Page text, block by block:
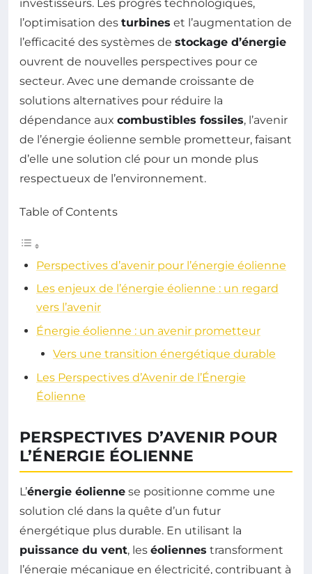
investisseurs. Les progrès technologiques,
l’optimisation des turbines et l’augmentation de
l’efficacité des systèmes de stockage d’énergie
ouvrent de nouvelles perspectives pour ce
secteur. Avec une demande croissante de
solutions alternatives pour réduire la
dépendance aux combustibles fossiles, l’avenir
de l’énergie éolienne semble prometteur, faisant
d’elle une solution clé pour un monde plus
respectueux de l’environnement.
Table of Contents
Perspectives d’avenir pour l’énergie éolienne
Les enjeux de l’énergie éolienne : un regard
vers l’avenir
Énergie éolienne : un avenir prometteur
Vers une transition énergétique durable
Les Perspectives d’Avenir de l’Énergie
Éolienne
PERSPECTIVES D’AVENIR POUR
L’ÉNERGIE ÉOLIENNE
L’énergie éolienne se positionne comme une
solution clé dans la quête d’un futur
énergétique plus durable. En utilisant la
puissance du vent, les éoliennes transforment
l’énergie mécanique en électricité, contribuant à